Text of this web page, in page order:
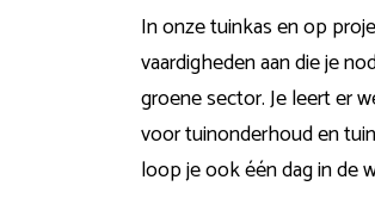
In onze tuinkas en op
vaardigheden aan die je
groenesector. Je leert er
voor tuinonderhoud en
loop je ook één dag in de